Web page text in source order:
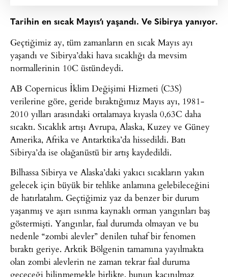
Tarihin en sıcak Mayıs’ı yaşandı. Ve Sibirya yanıyor.
Geçtiğimiz ay, tüm zamanların en sıcak Mayıs ayı
yaşandı ve Sibirya’daki hava sıcaklığı da mevsim
normallerinin 10C üstündeydi.
AB Copernicus İklim Değişimi Hizmeti (C3S)
verilerine göre, geride bıraktığımız Mayıs ayı, 1981-
2010 yılları arasındaki ortalamaya kıyasla 0,63C daha
sıcaktı. Sıcaklık artışı Avrupa, Alaska, Kuzey ve Güney
Amerika, Afrika ve Antarktika’da hissedildi. Batı
Sibirya’da ise olağanüstü bir artış kaydedildi.
Bilhassa Sibirya ve Alaska’daki yakıcı sıcakların yakın
gelecek için büyük bir tehlike anlamına gelebileceğini
de hatırlatalım. Geçtiğimiz yaz da benzer bir durum
yaşanmış ve aşırı ısınma kaynaklı orman yangınları baş
göstermişti. Yangınlar, faal durumda olmayan ve bu
nedenle “zombi alevler” denilen tuhaf bir fenomen
bıraktı geriye. Arktik Bölgenin tamamına yayılmakta
olan zombi alevlerin ne zaman tekrar faal duruma
geçeceği bilinmemekle birlikte, bunun kaçınılmaz